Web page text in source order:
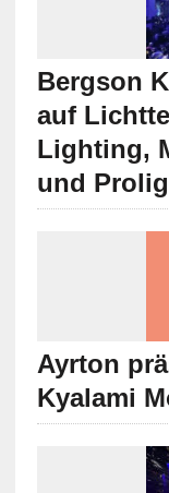
Bergson
auf
Lighting,
und
Ayrton
Kyalami